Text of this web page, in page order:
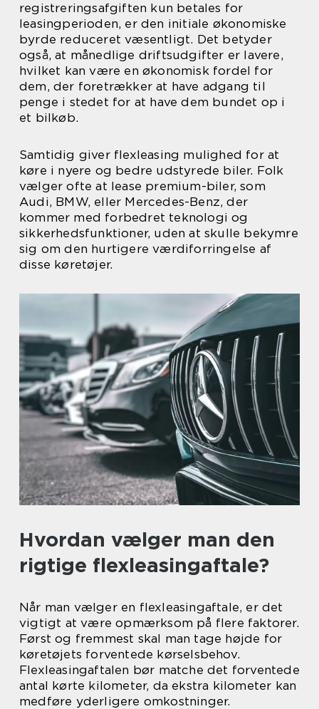
registreringsafgiften kun betales for
leasingperioden, er den initiale økonomiske
byrde reduceret væsentligt. Det betyder
også, at månedlige driftsudgifter er lavere,
hvilket kan være en økonomisk fordel for
dem, der foretrækker at have adgang til
penge i stedet for at have dem bundet op i
et bilkøb.
Samtidig giver flexleasing mulighed for at
køre i nyere og bedre udstyrede biler. Folk
vælger ofte at lease premium-biler, som
Audi, BMW, eller Mercedes-Benz, der
kommer med forbedret teknologi og
sikkerhedsfunktioner, uden at skulle bekymre
sig om den hurtigere værdiforringelse af
disse køretøjer.
Hvordan vælger man den
rigtige flexleasingaftale?
Når man vælger en flexleasingaftale, er det
vigtigt at være opmærksom på flere faktorer.
Først og fremmest skal man tage højde for
køretøjets forventede kørselsbehov.
Flexleasingaftalen bør matche det forventede
antal kørte kilometer, da ekstra kilometer kan
medføre yderligere omkostninger.